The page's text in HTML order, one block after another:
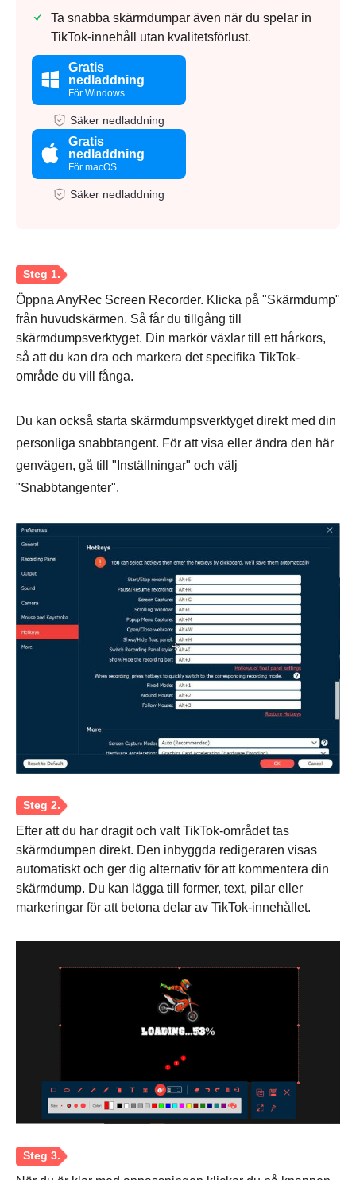
Ta snabba skärmdumpar även när du spelar in
TikTok-innehåll utan kvalitetsförlust.
Gratis
nedladdning
För Windows
Säker nedladdning
Gratis
nedladdning
För macOS
Säker nedladdning
Steg 1.
Öppna AnyRec Screen Recorder. Klicka på "Skärmdump"
från huvudskärmen. Så får du tillgång till
skärmdumpsverktyget. Din markör växlar till ett hårkors,
så att du kan dra och markera det specifika TikTok-
område du vill fånga.
Du kan också starta skärmdumpsverktyget direkt med din
personliga snabbtangent. För att visa eller ändra den här
genvägen, gå till "Inställningar" och välj
"Snabbtangenter".
Efter att du har dragit och valt TikTok-området tas
skärmdumpen direkt. Den inbyggda redigeraren visas
automatiskt och ger dig alternativ för att kommentera din
skärmdump. Du kan lägga till former, text, pilar eller
markeringar för att betona delar av TikTok-innehållet.